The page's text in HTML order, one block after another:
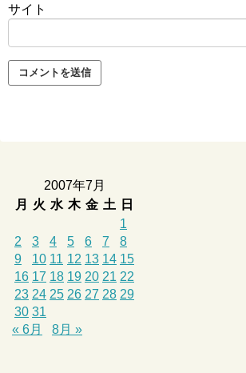
サイト
2007年7月
月
火 水 木 金 土
日
1
2
3 4 5 6 7
8
9
10 11 12 13 14 15
16 17 18 19 20 21 22
23 24 25 26 27 28 29
30 31
« 6月
8月 »